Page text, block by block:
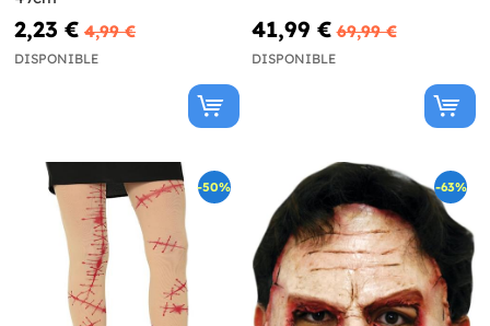
2,23 € 4,99 €
DISPONIBLE
41,99 € 69,99 €
DISPONIBLE
-50% -63%